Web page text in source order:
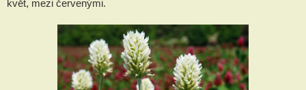
květ, mezi červenými.